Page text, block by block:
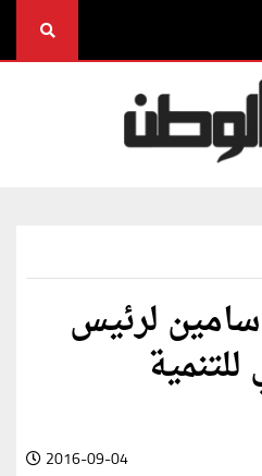
لرئيس
2016-09-04